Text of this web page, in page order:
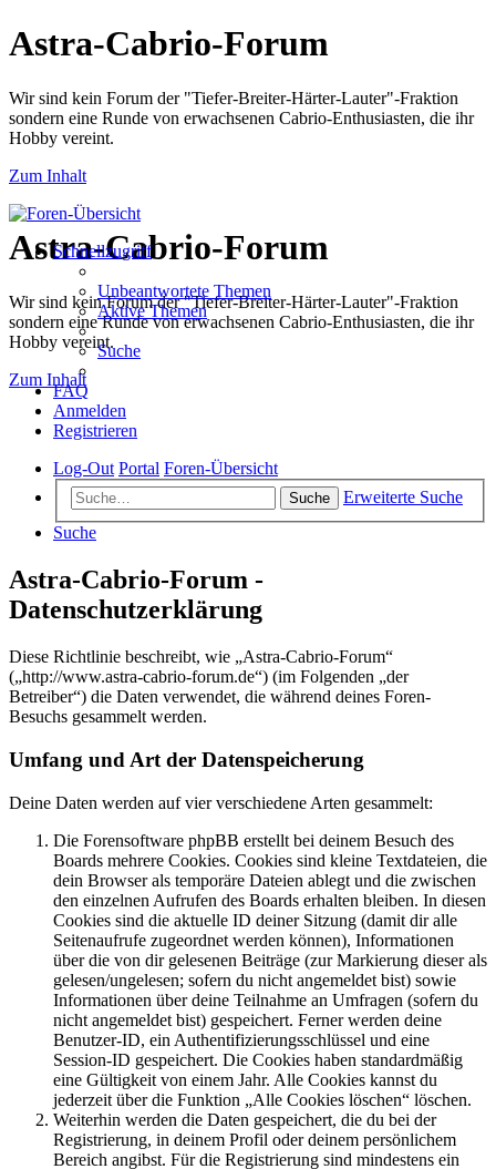
Astra-Cabrio-Forum
Wir sind kein Forum der "Tiefer-Breiter-Härter-Lauter"-Fraktion
sondern eine Runde von erwachsenen Cabrio-Enthusiasten, die ihr
Hobby vereint.
Zum Inhalt
Astra-Cabrio-Forum
Wir sind kein Forum der "Tiefer-Breiter-Härter-Lauter"-Fraktion
sondern eine Runde von erwachsenen Cabrio-Enthusiasten, die ihr
Hobby vereint.
Zum Inhalt
Schnellzugriff
Unbeantwortete Themen
Aktive Themen
Suche
FAQ
Anmelden
Registrieren
Log-Out Portal Foren-Übersicht
Suche
Erweiterte Suche
Suche
Astra-Cabrio-Forum -
Datenschutzerklärung
Diese Richtlinie beschreibt, wie „Astra-Cabrio-Forum“
(„http://www.astra-cabrio-forum.de“) (im Folgenden „der
Betreiber“) die Daten verwendet, die während deines Foren-
Besuchs gesammelt werden.
Umfang und Art der Datenspeicherung
Deine Daten werden auf vier verschiedene Arten gesammelt:
Die Forensoftware phpBB erstellt bei deinem Besuch des
Boards mehrere Cookies. Cookies sind kleine Textdateien, die
dein Browser als temporäre Dateien ablegt und die zwischen
den einzelnen Aufrufen des Boards erhalten bleiben. In diesen
Cookies sind die aktuelle ID deiner Sitzung (damit dir alle
Seitenaufrufe zugeordnet werden können), Informationen
über die von dir gelesenen Beiträge (zur Markierung dieser als
gelesen/ungelesen; sofern du nicht angemeldet bist) sowie
Informationen über deine Teilnahme an Umfragen (sofern du
nicht angemeldet bist) gespeichert. Ferner werden deine
Benutzer-ID, ein Authentifizierungsschlüssel und eine
Session-ID gespeichert. Die Cookies haben standardmäßig
eine Gültigkeit von einem Jahr. Alle Cookies kannst du
jederzeit über die Funktion „Alle Cookies löschen“ löschen.
Weiterhin werden die Daten gespeichert, die du bei der
Registrierung, in deinem Profil oder deinem persönlichem
Bereich angibst. Für die Registrierung sind mindestens ein